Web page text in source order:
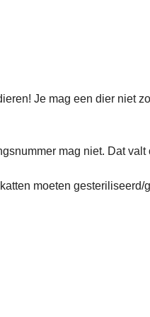
Je mag een dier niet
mag niet. Dat valt
moeten gesteriliseerd/